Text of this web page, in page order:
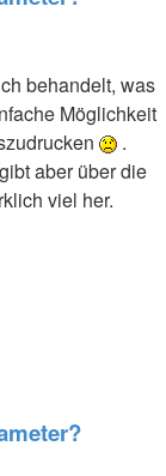
behandelt, was
Möglichkeit
.
aber über die
viel her.